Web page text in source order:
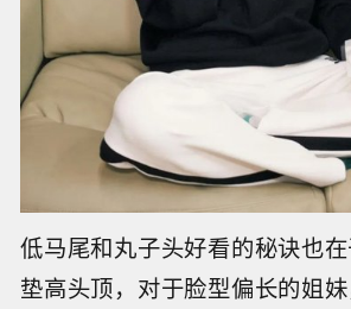
低马尾和丸子头好看的秘诀也
垫高头顶，对于脸型偏长的姐